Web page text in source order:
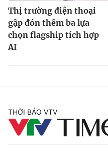
thông tin từ website này.
Thị trường điện thoại
gập đón thêm ba lựa
chọn flagship tích hợp
AI
THỜI BÁO VTV